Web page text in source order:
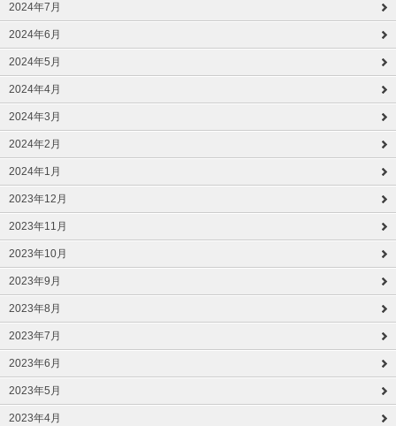
2024年7月
2024年6月
2024年5月
2024年4月
2024年3月
2024年2月
2024年1月
2023年12月
2023年11月
2023年10月
2023年9月
2023年8月
2023年7月
2023年6月
2023年5月
2023年4月